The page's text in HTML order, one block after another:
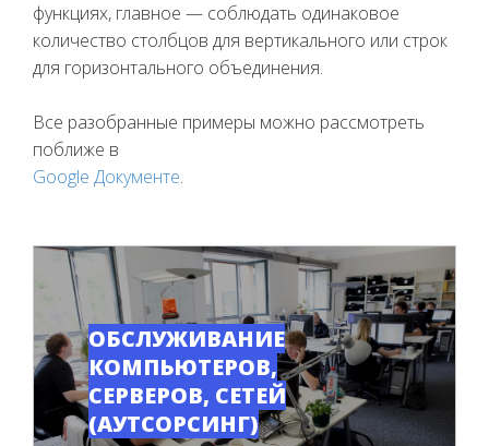
функциях, главное — соблюдать одинаковое
количество столбцов для вертикального или строк
для горизонтального объединения.
Все разобранные примеры можно рассмотреть
поближе в
Google Документе.
ОБСЛУЖИВАНИЕ
КОМПЬЮТЕРОВ,
СЕРВЕРОВ, СЕТЕЙ
(АУТСОРСИНГ)